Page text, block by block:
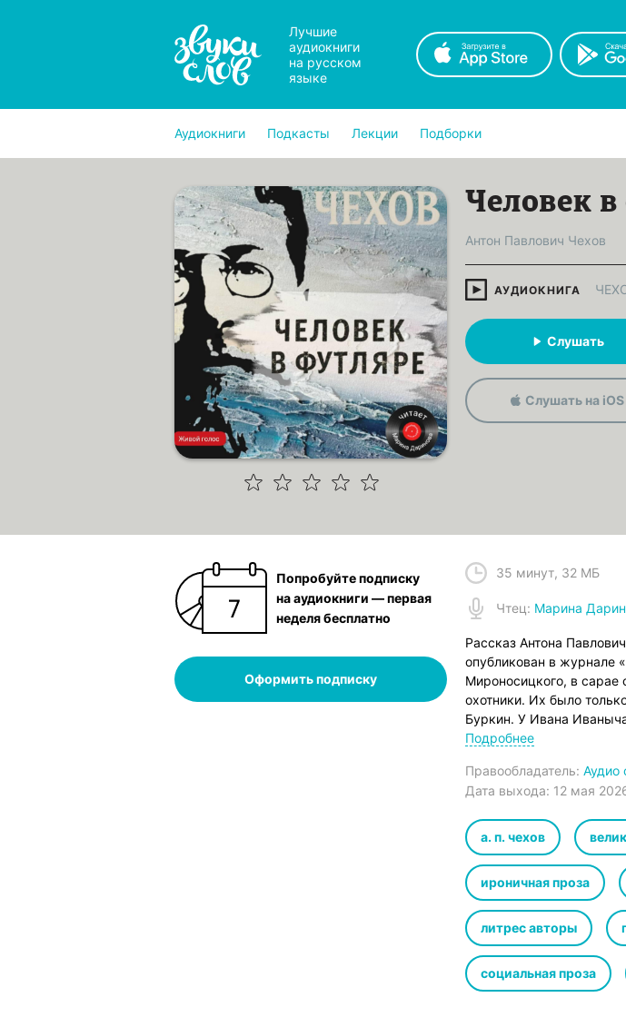
Лучшие
аудиокниги
на русском
языке
Аудиокниги Подкасты Лекции Подборки
Человек
Антон Павлович Чехов
АУДИОКНИГА
Слушать
Слушать на iOS
Попробуйте подписку
на аудиокниги — первая
неделя бесплатно
Оформить подписку
35 минут, 32 МБ
Чтец: Марина
Рассказ Антона
опубликован в журнале
Мироносицкого, в сарае
охотники. Их было
Буркин. У Ивана
Гималайский, которая
подышать чистым
и в этой местности
License: Creative
Подробнее
Правообладатель: Аудио
Дата выхода: 12 мая
а. п. чехов
ироничная проза
литрес авторы
социальная проза